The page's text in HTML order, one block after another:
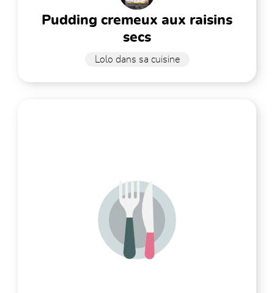
pudding cremeux aux raisins
secs
Lolo dans sa cuisine